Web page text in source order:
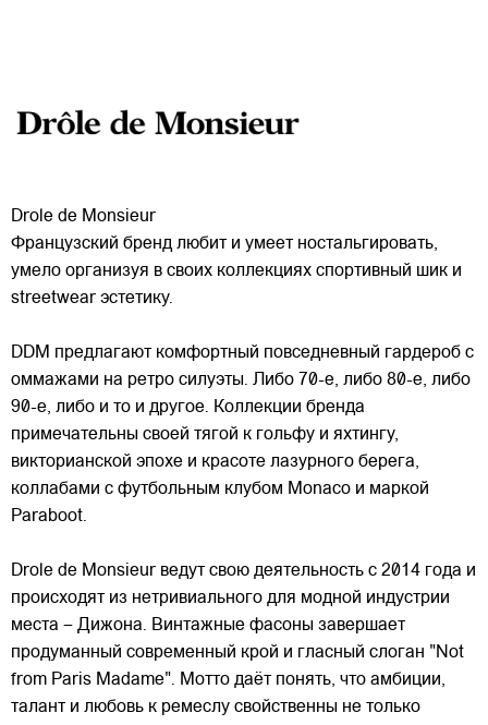
Drole de Monsieur
Французский бренд любит и умеет ностальгировать,
умело организуя в своих коллекциях спортивный шик и
streetwear эстетику.
DDM предлагают комфортный повседневный гардероб с
оммажами на ретро силуэты. Либо 70-е, либо 80-е, либо
90-е, либо и то и другое. Коллекции бренда
примечательны своей тягой к гольфу и яхтингу,
викторианской эпохе и красоте лазурного берега,
коллабами с футбольным клубом Monaco и маркой
Paraboot.
Drole de Monsieur ведут свою деятельность с 2014 года и
происходят из нетривиального для модной индустрии
места – Дижона. Винтажные фасоны завершает
продуманный современный крой и гласный слоган "Not
from Paris Madame". Мотто даёт понять, что амбиции,
талант и любовь к ремеслу свойственны не только